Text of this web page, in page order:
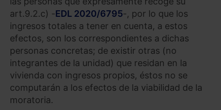
art.9.2.c) -EDL 2020/6795-, por lo que los
ingresos totales a tener en cuenta, a estos
efectos, son los correspondientes a dichas
personas concretas; de existir otras (no
integrantes de la unidad) que residan en la
vivienda con ingresos propios, éstos no se
computarán a los efectos de la viabilidad de la
moratoria.